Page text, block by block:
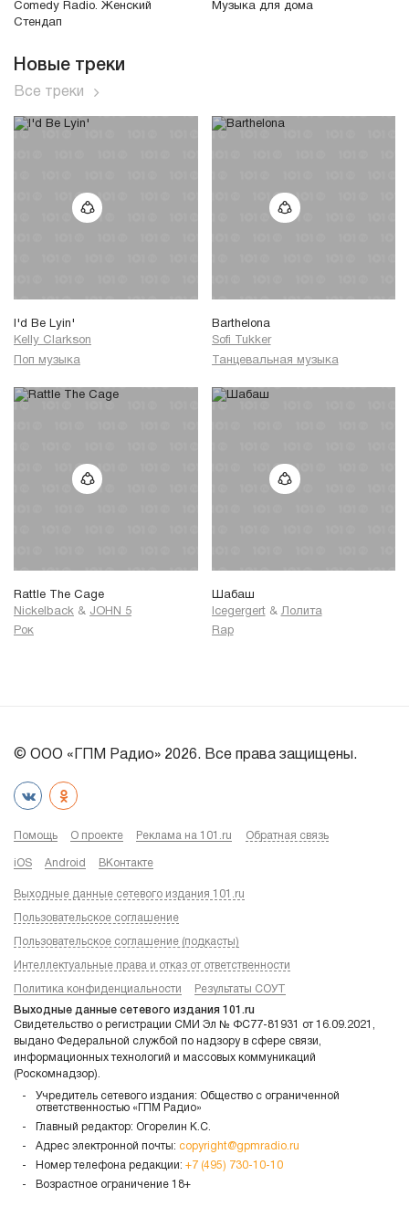
Comedy Radio. Женский
Стендап
Музыка для дома
Новые треки
Все треки
I'd Be Lyin'
Kelly Clarkson
Поп музыка
Barthelona
Sofi Tukker
Танцевальная музыка
Rattle The Cage
Nickelback & JOHN 5
Рок
Шабаш
Icegergert & Лолита
Rap
© ООО «ГПМ Радио» 2026. Все права защищены.
Помощь О проекте Реклама на 101.ru Обратная связь
iOS Android ВКонтакте
Выходные данные сетевого издания 101.ru
Пользовательское соглашение
Пользовательское соглашение (подкасты)
Интеллектуальные права и отказ от ответственности
Политика конфиденциальности Результаты СОУТ
Выходные данные сетевого издания 101.ru
Свидетельство о регистрации СМИ Эл № ФС77-81931 от 16.09.2021,
выдано Федеральной службой по надзору в сфере связи,
информационных технологий и массовых коммуникаций
(Роскомнадзор).
Учредитель сетевого издания: Общество с ограниченной
ответственностью «ГПМ Радио»
Главный редактор: Огорелин К.С.
Адрес электронной почты: copyright@gpmradio.ru
Номер телефона редакции: +7 (495) 730-10-10
Возрастное ограничение 18+